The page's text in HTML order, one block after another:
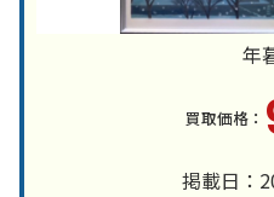
年
掲載日：